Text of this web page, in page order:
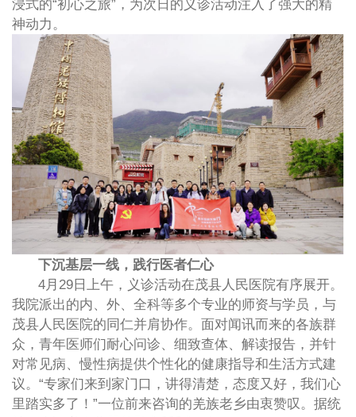
浸式的“初心之旅”，为次日的义诊活动注入了强大的精
神动力。
下沉基层一线，践行医者仁心
4月29日上午，义诊活动在茂县人民医院有序展开。
我院派出的内、外、全科等多个专业的师资与学员，与
茂县人民医院的同仁并肩协作。面对闻讯而来的各族群
众，青年医师们耐心问诊、细致查体、解读报告，并针
对常见病、慢性病提供个性化的健康指导和生活方式建
议。“专家们来到家门口，讲得清楚，态度又好，我们心
里踏实多了！”一位前来咨询的羌族老乡由衷赞叹。据统